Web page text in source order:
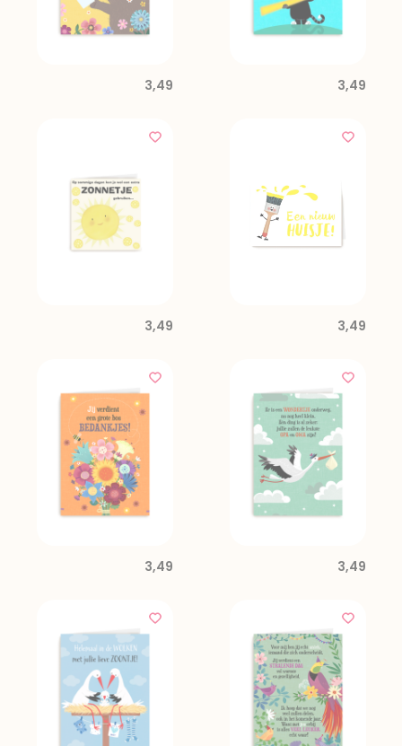
3,49 3,49
3,49 3,49
3,49 3,49